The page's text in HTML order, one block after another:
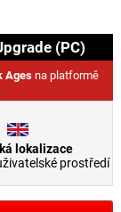
(PC)
Agesna platformě
lokalizace
prostředí